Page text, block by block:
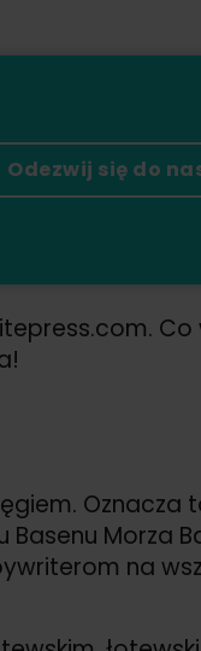
Odezwij się do
Co
Oznacza
Morza
na